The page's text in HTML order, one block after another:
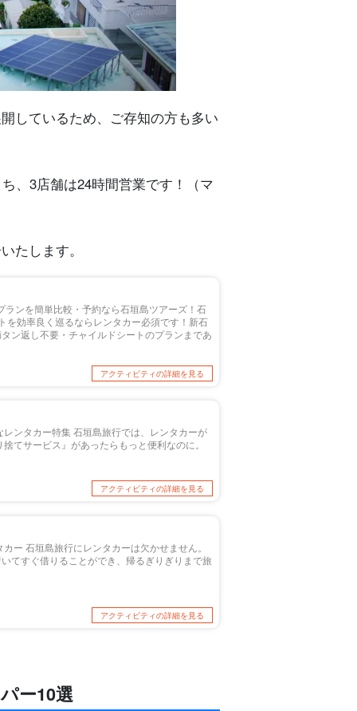
しているため、ご存知の方も多い
、3店舗は24時間営業です！（マ
たします。
ンを簡単比較・予約なら石垣島ツアーズ！石
を効率良く巡るならレンタカー必須です！新石
ン返し不要・チャイルドシートのプランまであ
アクティビティの詳細を見る
ンタカー特集 石垣島旅行では、レンタカーが
てサービス』があったらもっと便利なのに。
アクティビティの詳細を見る
ー 石垣島旅行にレンタカーは欠かせません。
てすぐ借りることができ、帰るぎりぎりまで旅
アクティビティの詳細を見る
ー10選